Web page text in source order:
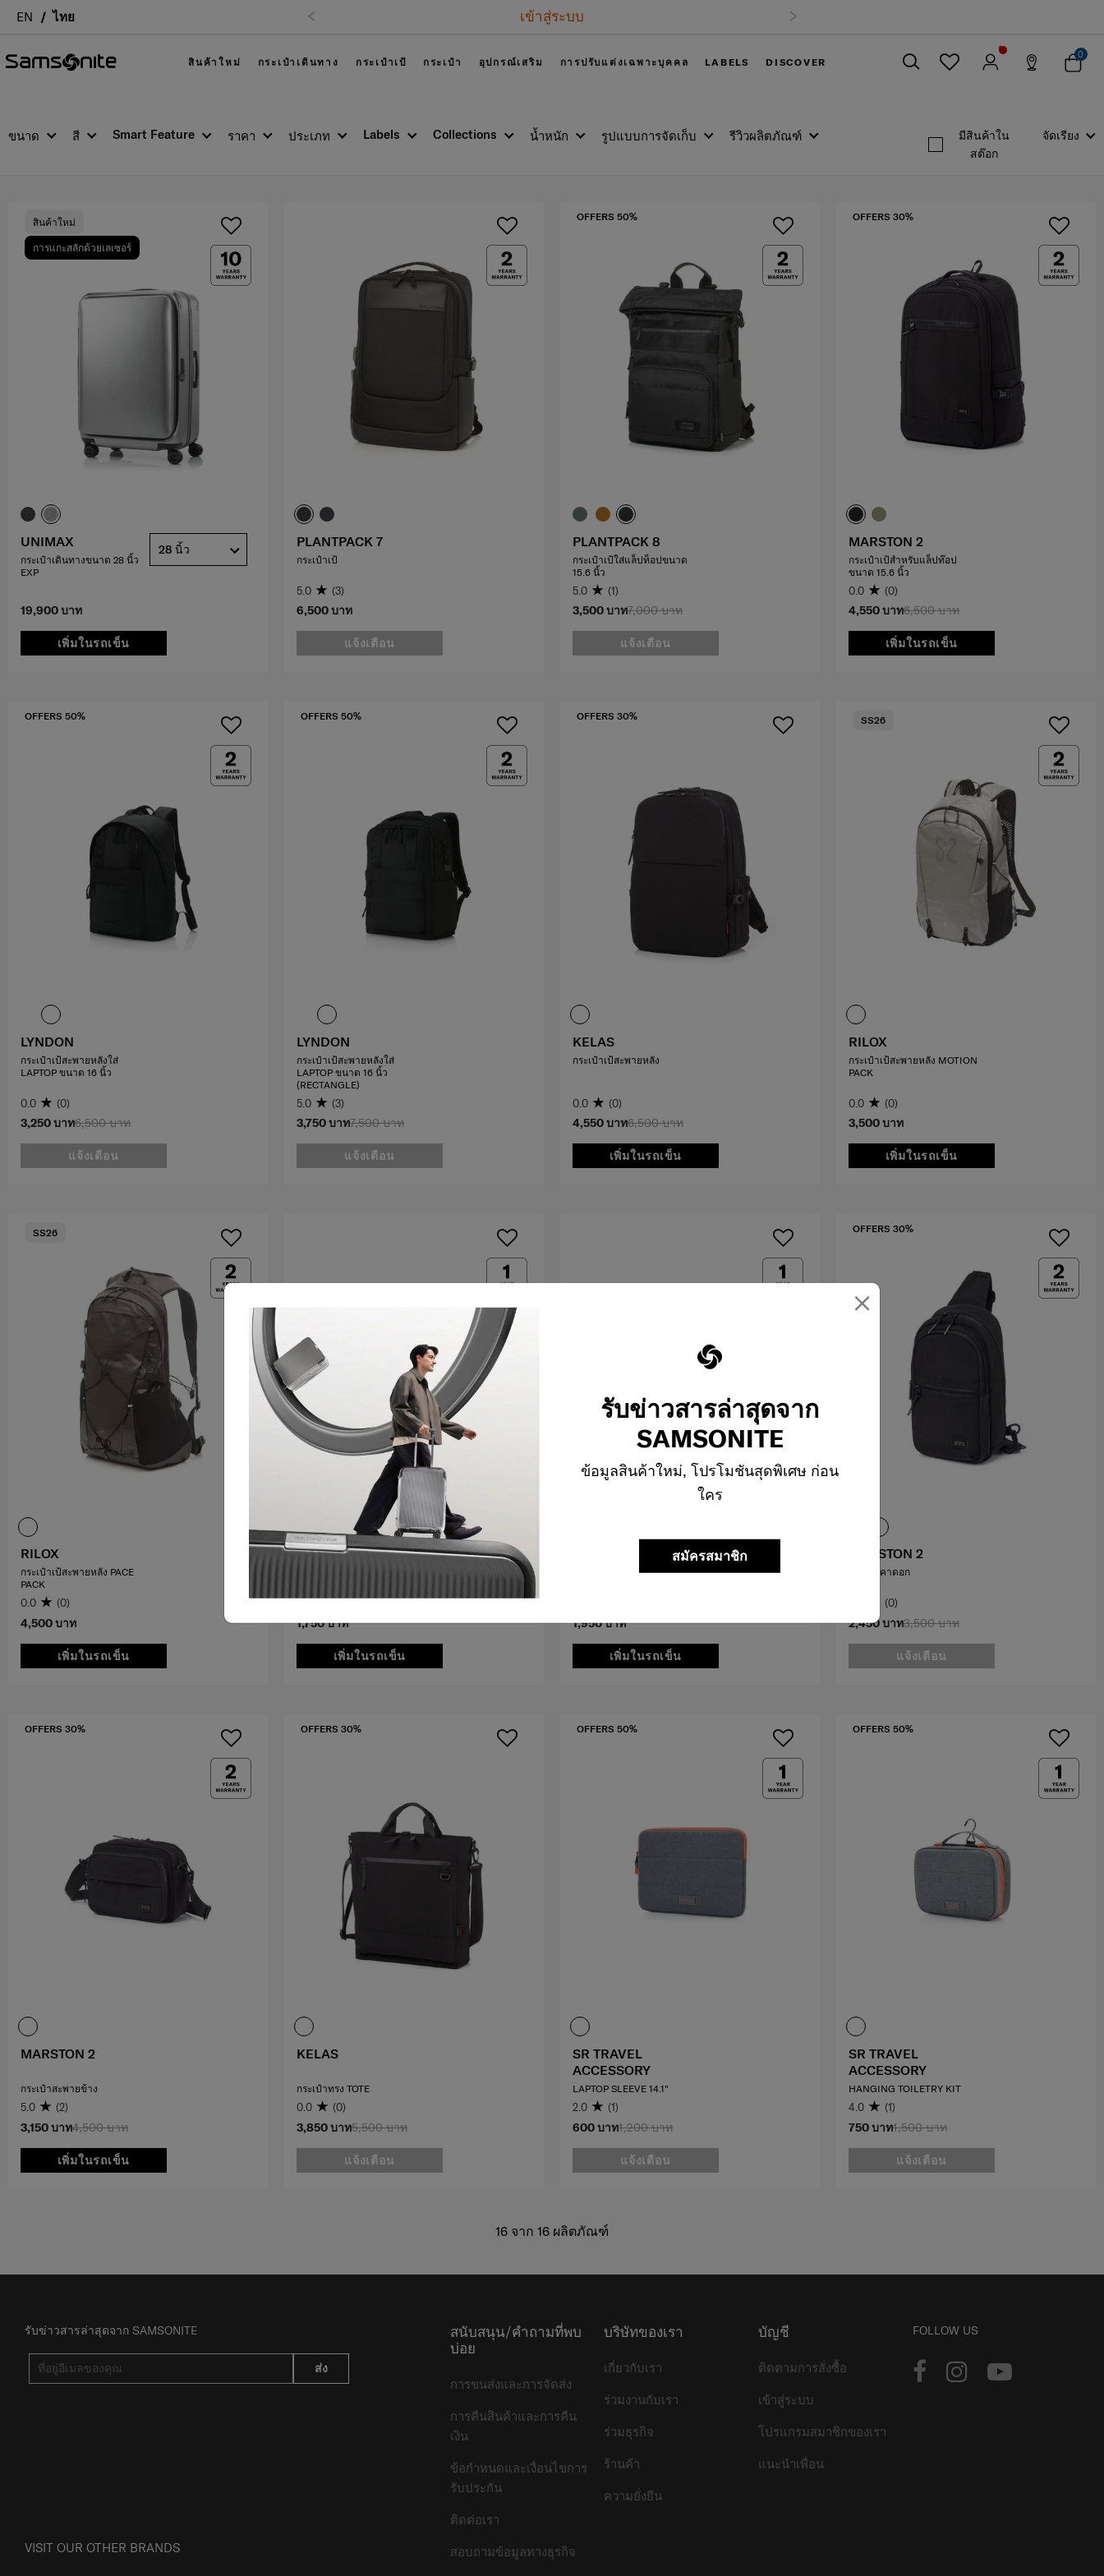
×
รับข่าวสารล่าสุดจาก
SAMSONITE
ข้อมูลสินค้าใหม่, โปรโมชันสุดพิเศษ ก่อน
ใคร
สมัครสมาชิก
EN ไทย เข้าสู่ระบบ
สินค้าใหม่ กระเป๋าเดินทาง กระเป๋าเป้ กระเป๋า อุปกรณ์เสริม การปรับแต่งเฉพาะบุคคล LABELS DISCOVER
0
ขนาด สี Smart Feature ราคา ประเภท Labels Collections น้ำหนัก รูปแบบการจัดเก็บ รีวิวผลิตภัณฑ์
มีสินค้าใน
สต๊อก
จัดเรียง
19,900 บาท
เพิ่มในรถเข็น
การแกะสลักด้วยเลเซอร์
สินค้าใหม่
UNIMAX
กระเป๋าเดินทางขนาด 28 นิ้ว
EXP
28 นิ้ว
6,500 บาท
แจ้งเตือน
PLANTPACK 7
กระเป๋าเป้
5.0 (3)
7,000 บาท
3,500 บาท
แจ้งเตือน
OFFERS 50%
PLANTPACK 8
กระเป๋าเป้ใส่แล็ปท็อปขนาด
15.6 นิ้ว
5.0 (1)
6,500 บาท
4,550 บาท
เพิ่มในรถเข็น
OFFERS 30%
MARSTON 2
กระเป๋าเป้สำหรับแล็ปท๊อป
ขนาด 15.6 นิ้ว
0.0 (0)
6,500 บาท
3,250 บาท
แจ้งเตือน
OFFERS 50%
LYNDON
กระเป๋าเป้สะพายหลังใส่
LAPTOP ขนาด 16 นิ้ว
0.0 (0)
7,500 บาท
3,750 บาท
แจ้งเตือน
OFFERS 50%
LYNDON
กระเป๋าเป้สะพายหลังใส่
LAPTOP ขนาด 16 นิ้ว
(RECTANGLE)
5.0 (3)
6,500 บาท
4,550 บาท
เพิ่มในรถเข็น
OFFERS 30%
KELAS
กระเป๋าเป้สะพายหลัง
0.0 (0)
3,500 บาท
เพิ่มในรถเข็น
SS26
RILOX
กระเป๋าเป้สะพายหลัง MOTION
PACK
0.0 (0)
4,500 บาท
เพิ่มในรถเข็น
SS26
RILOX
กระเป๋าเป้สะพายหลัง PACE
PACK
0.0 (0)
1,750 บาท
เพิ่มในรถเข็น
TRAVEL ESS. TECH
5.0 (1)
1,950 บาท
เพิ่มในรถเข็น
TRAVEL ESS. TECH
ซองแล็ปท็อปแบบมีหูหิ้ว ขนาด
3,500 บาท
2,450 บาท
แจ้งเตือน
OFFERS 30%
MARSTON 2
กระเป๋าคาดอก
(0)
4,500 บาท
3,150 บาท
เพิ่มในรถเข็น
OFFERS 30%
MARSTON 2
กระเป๋าสะพายข้าง
5.0 (2)
5,500 บาท
3,850 บาท
แจ้งเตือน
OFFERS 30%
KELAS
กระเป๋าทรง TOTE
0.0 (0)
1,200 บาท
600 บาท
แจ้งเตือน
OFFERS 50%
SR TRAVEL
ACCESSORY
LAPTOP SLEEVE 14.1"
2.0 (1)
1,500 บาท
750 บาท
แจ้งเตือน
OFFERS 50%
SR TRAVEL
ACCESSORY
HANGING TOILETRY KIT
4.0 (1)
16 จาก 16 ผลิตภัณฑ์
รับข่าวสารล่าสุดจาก SAMSONITE
ส่ง
VISIT OUR OTHER BRANDS
สนับสนุน/คำถามที่พบ
บ่อย
การขนส่งและการจัดส่ง
การคืนสินค้าและการคืน
เงิน
ข้อกำหนดและเงื่อนไขการ
รับประกัน
ติดต่อเรา
สอบถามข้อมูลทางธุรกิจ
บริษัทของเรา
เกี่ยวกับเรา
ร่วมงานกับเรา
ร่วมธุรกิจ
ร้านค้า
ความยั่งยืน
บัญชี
ติดตามการสั่งซื้อ
เข้าสู่ระบบ
โปรแกรมสมาชิกของเรา
แนะนำเพื่อน
FOLLOW US